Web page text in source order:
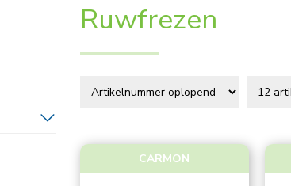
Ruwfrezen
CARMON